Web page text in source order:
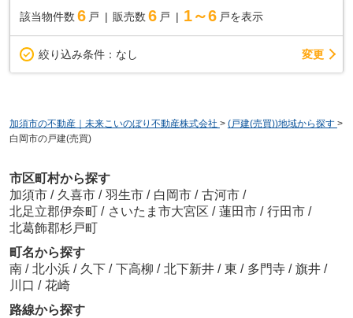
該当物件数 6 戸 販売数 6 戸 1～6 戸を表示
絞り込み条件： なし 変更
加須市の不動産｜未来こいのぼり不動産株式会社 > (戸建(売買))地域から探す >
白岡市の戸建(売買)
市区町村から探す
加須市 / 久喜市 / 羽生市 / 白岡市 / 古河市 /
北足立郡伊奈町 / さいたま市大宮区 / 蓮田市 / 行田市 /
北葛飾郡杉戸町
町名から探す
南 / 北小浜 / 久下 / 下高柳 / 北下新井 / 東 / 多門寺 / 旗井 /
川口 / 花崎
路線から探す